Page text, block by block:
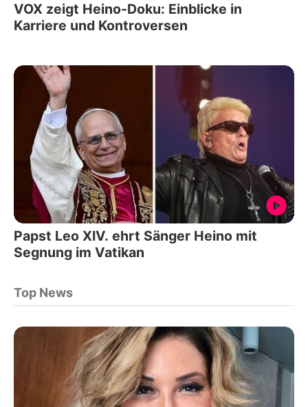
VOX zeigt Heino-Doku: Einblicke in
Karriere und Kontroversen
Papst Leo XIV. ehrt Sänger Heino mit
Segnung im Vatikan
Top News